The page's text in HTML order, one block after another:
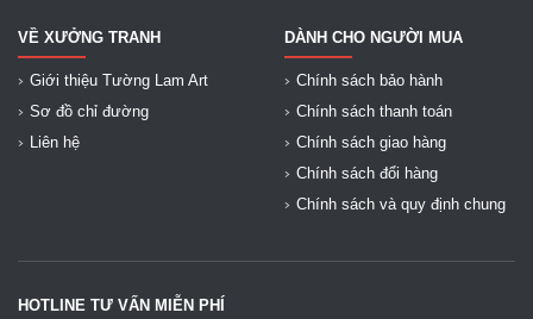
VỀ XƯỞNG TRANH
Giới thiệu Tường Lam Art
Sơ đồ chỉ đường
Liên hệ
DÀNH CHO NGƯỜI MUA
Chính sách bảo hành
Chính sách thanh toán
Chính sách giao hàng
Chính sách đổi hàng
Chính sách và quy định chung
HOTLINE TƯ VẤN MIỄN PHÍ